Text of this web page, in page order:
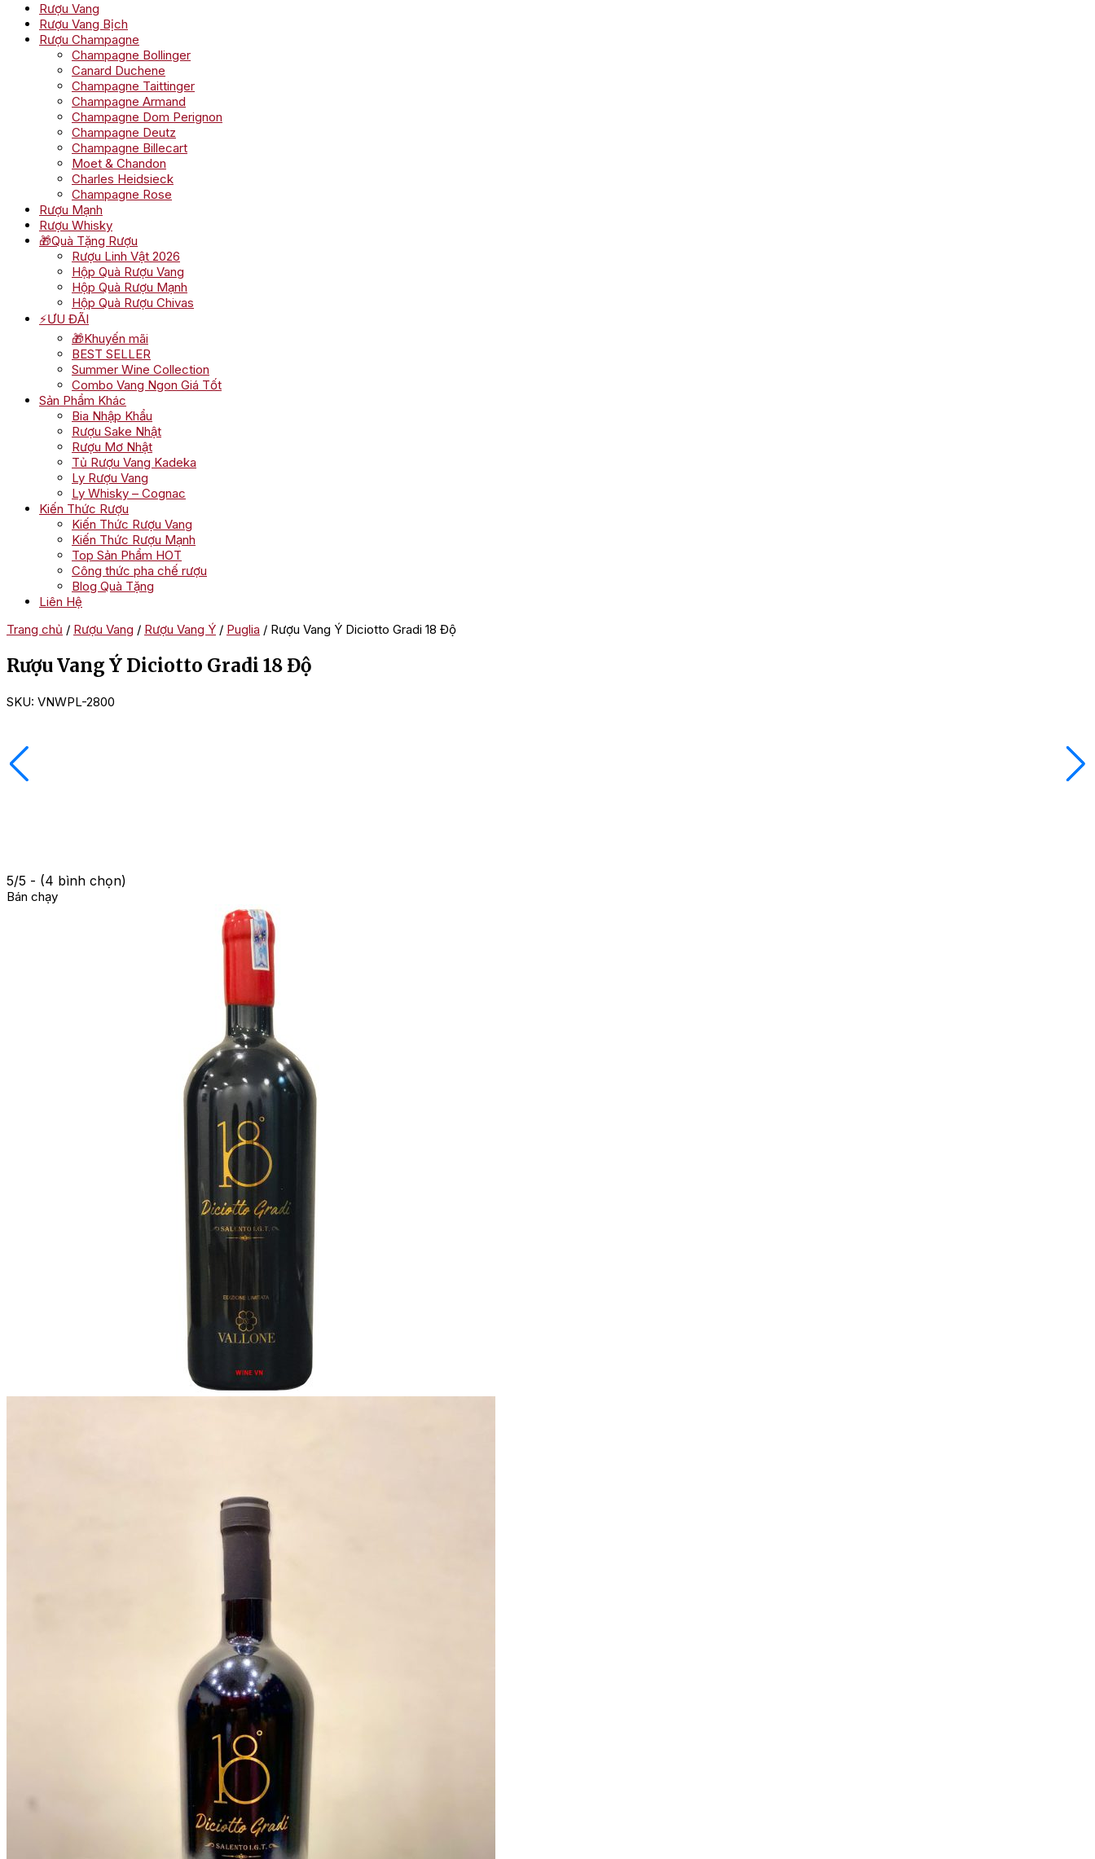
Rượu Vang
Rượu Vang Bịch
Rượu Champagne
Champagne Bollinger
Canard Duchene
Champagne Taittinger
Champagne Armand
Champagne Dom Perignon
Champagne Deutz
Champagne Billecart
Moet & Chandon
Charles Heidsieck
Champagne Rose
Rượu Mạnh
Rượu Whisky
🎁Quà Tặng Rượu
Rượu Linh Vật 2026
Hộp Quà Rượu Vang
Hộp Quà Rượu Mạnh
Hộp Quà Rượu Chivas
⚡ƯU ĐÃI
🎁Khuyến mãi
BEST SELLER
Summer Wine Collection
Combo Vang Ngon Giá Tốt
Sản Phẩm Khác
Bia Nhập Khẩu
Rượu Sake Nhật
Rượu Mơ Nhật
Tủ Rượu Vang Kadeka
Ly Rượu Vang
Ly Whisky – Cognac
Kiến Thức Rượu
Kiến Thức Rượu Vang
Kiến Thức Rượu Mạnh
Top Sản Phẩm HOT
Công thức pha chế rượu
Blog Quà Tặng
Liên Hệ
Trang chủ / Rượu Vang / Rượu Vang Ý / Puglia / Rượu Vang Ý Diciotto Gradi 18 Độ
Rượu Vang Ý Diciotto Gradi 18 Độ
SKU: VNWPL-2800
5/5 - (4 bình chọn)
Bán chạy